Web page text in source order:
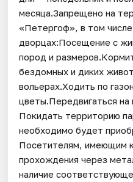
месяца.Запрещено на
«Петергоф», в том
дворцах:Посещение с
пород и
бездомных и диких
вольерах.Ходить по
цветы.Передвигаться на
Покидать территорию
необходимо будет
Посетителям, имеющим
прохождения через
наличие